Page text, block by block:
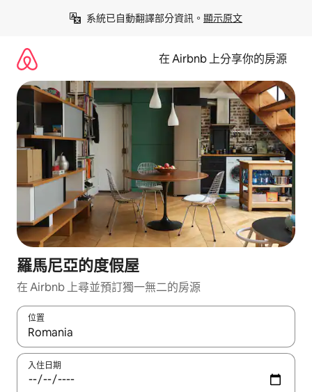
系統已自動翻譯部分資訊。 顯示原文
在 Airbnb 上分享你的房源
羅馬尼亞的度假屋
在 Airbnb 上尋並預訂獨一無二的房源
位置
如有搜尋結果，瀏覽內容時請使用上下箭頭，或輕點、滑動裝置。
入住日期